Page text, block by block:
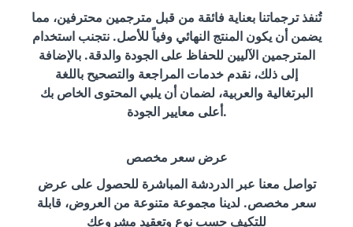
تُنفذ ترجماتنا بعناية فائقة من قبل مترجمين محترفين، مما
يضمن أن يكون المنتج النهائي وفياً للأصل. نتجنب استخدام
المترجمين الآليين للحفاظ على الجودة والدقة. بالإضافة
إلى ذلك، نقدم خدمات المراجعة والتصحيح باللغة
البرتغالية والعربية، لضمان أن يلبي المحتوى الخاص بك
أعلى معايير الجودة.
عرض سعر مخصص
تواصل معنا عبر الدردشة المباشرة للحصول على عرض
سعر مخصص. لدينا مجموعة متنوعة من العروض، قابلة
للتكيف حسب نوع وتعقيد مشروعك